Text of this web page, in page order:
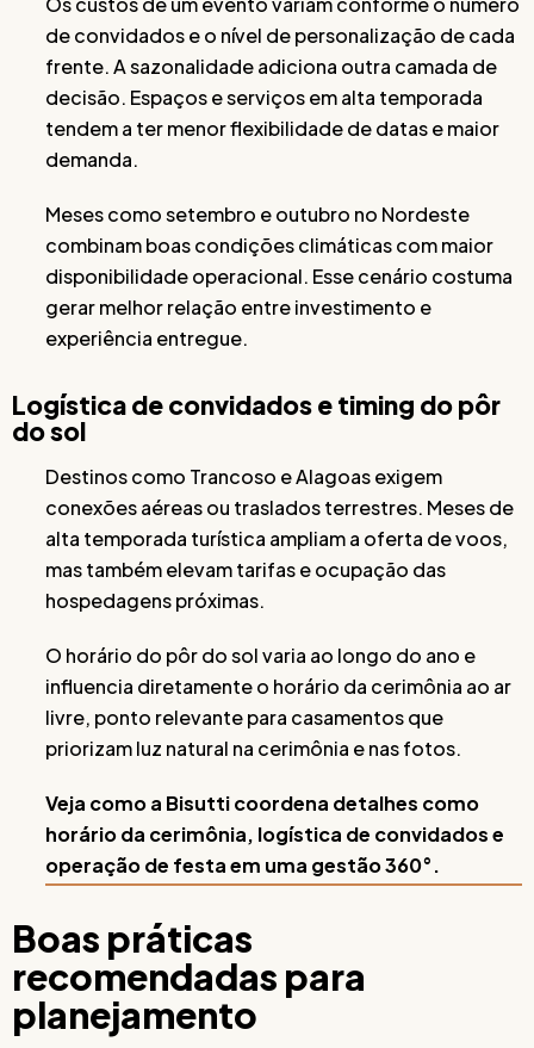
de convidados e o nível de personalização de cada
frente. A sazonalidade adiciona outra camada de
decisão. Espaços e serviços em alta temporada
tendem a ter menor flexibilidade de datas e maior
demanda.
Meses como setembro e outubro no Nordeste
combinam boas condições climáticas com maior
disponibilidade operacional. Esse cenário costuma
gerar melhor relação entre investimento e
experiência entregue.
Logística de convidados e timing do pôr
do sol
Destinos como Trancoso e Alagoas exigem
conexões aéreas ou traslados terrestres. Meses de
alta temporada turística ampliam a oferta de voos,
mas também elevam tarifas e ocupação das
hospedagens próximas.
O horário do pôr do sol varia ao longo do ano e
influencia diretamente o horário da cerimônia ao ar
livre, ponto relevante para casamentos que
priorizam luz natural na cerimônia e nas fotos.
Veja como a Bisutti coordena detalhes como
horário da cerimônia, logística de convidados e
operação de festa em uma gestão 360°.
Boas práticas
recomendadas para
planejamento